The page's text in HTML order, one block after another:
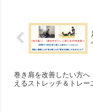
巻き肩を改善したい方へ
えるストレッチ＆トレー